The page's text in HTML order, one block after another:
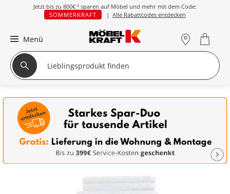
Jetzt bis zu 800€ ² sparen auf Möbel und mehr mit dem Code:
SOMMERKRAFT
| Alle Rabattcodes entdecken
Menü